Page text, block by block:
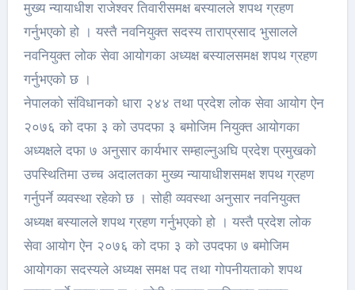
मुख्य न्यायाधीश राजेश्वर तिवारीसमक्ष बस्यालले शपथ ग्रहण
गर्नुभएको हो । यस्तै नवनियुक्त सदस्य ताराप्रसाद भुसालले
नवनियुक्त लोक सेवा आयोगका अध्यक्ष बस्यालसमक्ष शपथ ग्रहण
गर्नुभएको छ ।
नेपालको संविधानको धारा २४४ तथा प्रदेश लोक सेवा आयोग ऐन
२०७६ को दफा ३ को उपदफा ३ बमोजिम नियुक्त आयोगका
अध्यक्षले दफा ७ अनुसार कार्यभार सम्हाल्नुअघि प्रदेश प्रमुखको
उपस्थितिमा उच्च अदालतका मुख्य न्यायाधीशसमक्ष शपथ ग्रहण
गर्नुपर्ने व्यवस्था रहेको छ । सोही व्यवस्था अनुसार नवनियुक्त
अध्यक्ष बस्यालले शपथ ग्रहण गर्नुभएको हो । यस्तै प्रदेश लोक
सेवा आयोग ऐन २०७६ को दफा ३ को उपदफा ७ बमोजिम
आयोगका सदस्यले अध्यक्ष समक्ष पद तथा गोपनीयताको शपथ